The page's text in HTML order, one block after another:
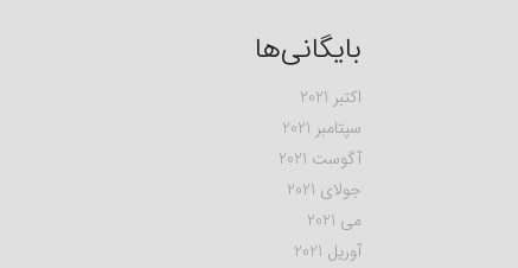
بایگانی‌ها
اکتبر 2021
سپتامبر 2021
آگوست 2021
جولای 2021
می 2021
آوریل 2021